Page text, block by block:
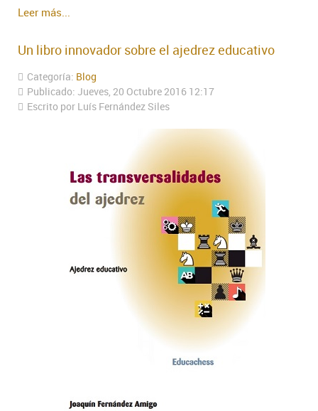
Leer más...
Un libro innovador sobre el ajedrez educativo
Categoría: Blog
Publicado: Jueves, 20 Octubre 2016 12:17
Escrito por Luís Fernández Siles